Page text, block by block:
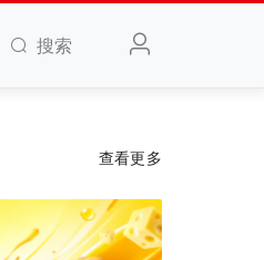
搜索
查看更多